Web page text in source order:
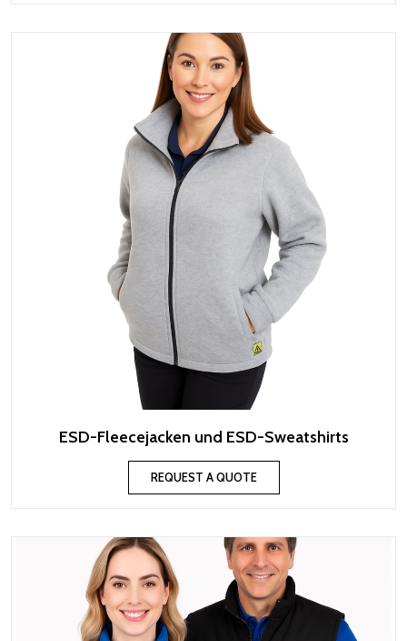
ESD-Fleecejacken und ESD-Sweatshirts
REQUEST A QUOTE